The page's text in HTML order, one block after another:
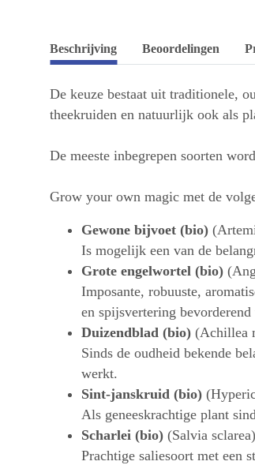
Beschrijving Beoordelingen
De keuze bestaat uit traditionele,
theekruiden en natuurlijk ook als
De meeste inbegrepen soorten
Grow your own magic met de
Gewone bijvoet (bio)
Is mogelijk een van de
Grote engelwortel (bio)
Imposante, robuuste,
en spijsvertering bevorderend
Duizendblad (bio) (Achillea
Sinds de oudheid bekende
werkt.
Sint-janskruid (bio)
Als geneeskrachtige plant
Scharlei (bio) (Salvia sclarea)
Prachtige saliesoort met een